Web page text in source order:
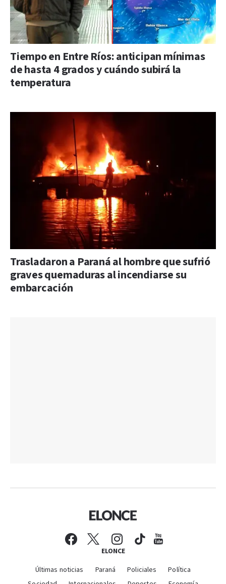
Tiempo en Entre Ríos: anticipan mínimas
de hasta 4 grados y cuándo subirá la
temperatura
Trasladaron a Paraná al hombre que sufrió
graves quemaduras al incendiarse su
embarcación
ELONCE
Últimas noticias Paraná Policiales
Política